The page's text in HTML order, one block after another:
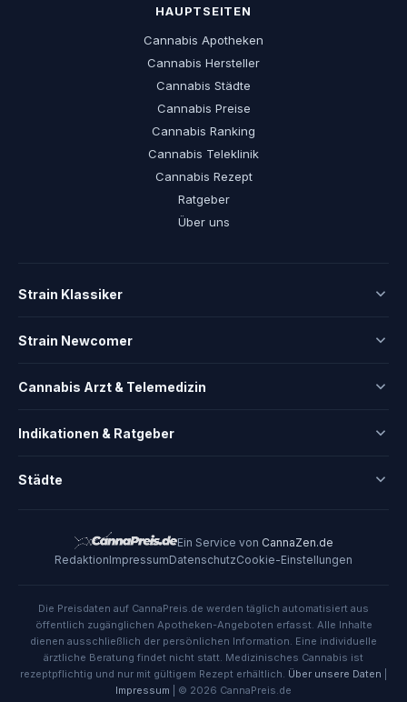
HAUPTSEITEN
Cannabis Apotheken
Cannabis Hersteller
Cannabis Städte
Cannabis Preise
Cannabis Ranking
Cannabis Teleklinik
Cannabis Rezept
Ratgeber
Über uns
Strain Klassiker
Strain Newcomer
Cannabis Arzt & Telemedizin
Indikationen & Ratgeber
Städte
Ein Service von CannaZen.de
RedaktionImpressumDatenschutzCookie-Einstellungen
Die Preisdaten auf CannaPreis.de werden täglich automatisiert aus
öffentlich zugänglichen Apotheken-Angeboten erfasst. Alle Inhalte
dienen ausschließlich der persönlichen Information. Eine individuelle
ärztliche Beratung findet nicht statt. Medizinisches Cannabis ist
rezeptpflichtig und nur mit gültigem Rezept erhältlich. Über unsere Daten
Impressum | © 2026 CannaPreis.de